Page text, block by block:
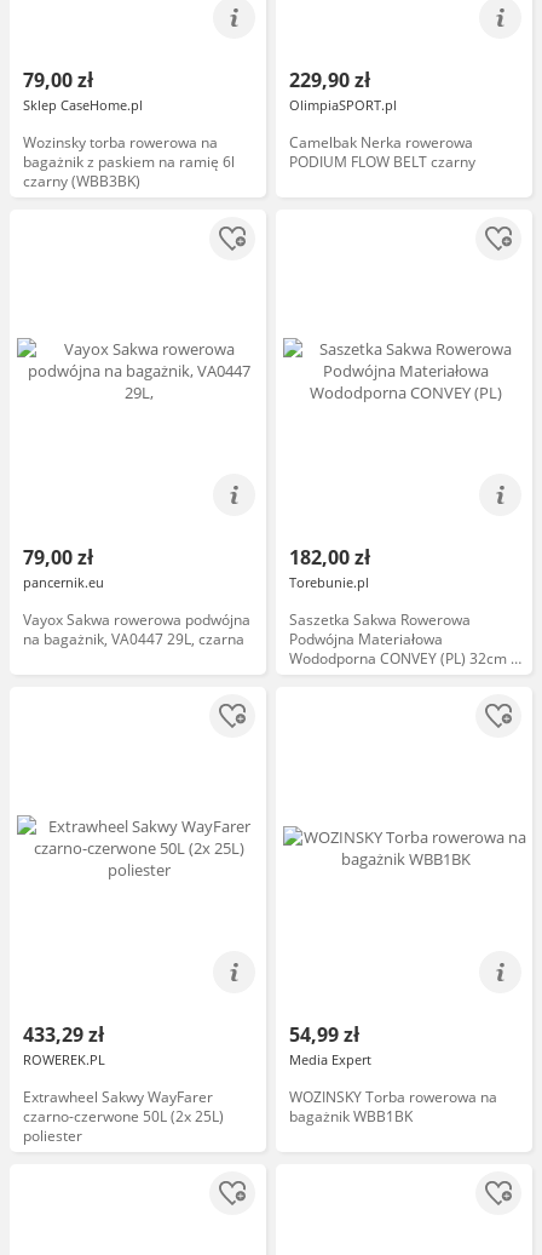
79,00 zł
Sklep CaseHome.pl
Wozinsky torba rowerowa na
bagażnik z paskiem na ramię 6l
czarny (WBB3BK)
229,90 zł
OlimpiaSPORT.pl
Camelbak Nerka rowerowa
PODIUM FLOW BELT czarny
79,00 zł
pancernik.eu
Vayox Sakwa rowerowa podwójna
na bagażnik, VA0447 29L, czarna
182,00 zł
Torebunie.pl
Saszetka Sakwa Rowerowa
Podwójna Materiałowa
Wododporna CONVEY (PL) 32cm x
26cm x 10cm
433,29 zł
ROWEREK.PL
Extrawheel Sakwy WayFarer
czarno-czerwone 50L (2x 25L)
poliester
54,99 zł
Media Expert
WOZINSKY Torba rowerowa na
bagażnik WBB1BK